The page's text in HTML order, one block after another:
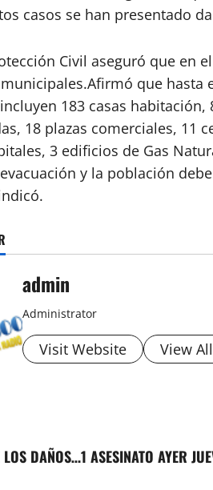
casos se han presentado
Civil aseguró que en
que
183 casas
18 plazas comerciales, 11
3 edificios de Gas
y la población
admin
Administrator
Visit Website View
DAÑOS…1 ASESINATO AYER